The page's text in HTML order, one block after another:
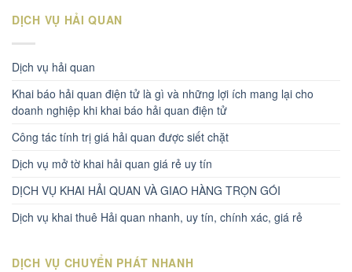
DỊCH VỤ HẢI QUAN
Dịch vụ hải quan
Khai báo hải quan điện tử là gì và những lợi ích mang lại cho
doanh nghiệp khi khai báo hải quan điện tử
Công tác tính trị giá hải quan được siết chặt
Dịch vụ mở tờ khai hải quan giá rẻ uy tín
DỊCH VỤ KHAI HẢI QUAN VÀ GIAO HÀNG TRỌN GÓI
Dịch vụ khai thuê Hải quan nhanh, uy tín, chính xác, giá rẻ
DỊCH VỤ CHUYỂN PHÁT NHANH